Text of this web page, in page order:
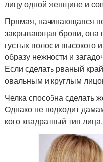
лицу одной женщине и
Прямая, начинающаяся
закрывающая брови, она
густых волос и высокого
образу нежности и
Если сделать рваный
овальным и круглым
Челка способна
Однако не подходит
кого квадратный тип лица.